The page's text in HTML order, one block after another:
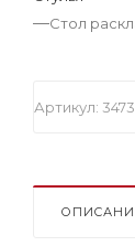
—Стол
Артикул: